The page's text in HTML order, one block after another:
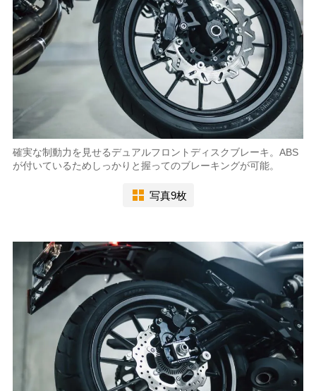
確実な制動力を見せるデュアルフロントディスクブレーキ。ABS
が付いているためしっかりと握ってのブレーキングが可能。
写真9枚